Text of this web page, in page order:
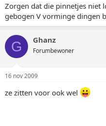
Zorgen dat die pinnetjes niet
gebogen V vorminge dingen
G Ghanz
Forumbewoner
16 nov 2009
ze zitten voor ook wel